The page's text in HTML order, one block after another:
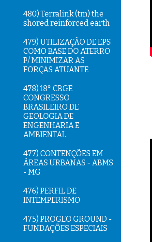
480) Terralink (tm) the
shored reinforced earth
479) UTILIZAÇÃO DE EPS
COMO BASE DO ATERRO
P/ MINIMIZAR AS
FORÇAS ATUANTE
478) 18° CBGE -
CONGRESSO
BRASILEIRO DE
GEOLOGIA DE
ENGENHARIA E
AMBIENTAL
477) CONTENÇÕES EM
ÁREAS URBANAS - ABMS
- MG
476) PERFIL DE
INTEMPERISMO
475) PROGEO GROUND -
FUNDAÇÕES ESPECIAIS